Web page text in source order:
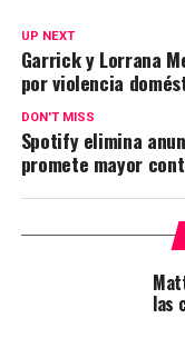
UP NEXT
Garrick y Lorrana
por violencia
DON'T MISS
Spotify elimina
promete mayor
las